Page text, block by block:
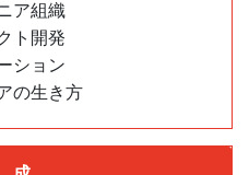
ア組織
ト開発
ション
の生き方